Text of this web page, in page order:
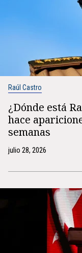
Raúl Castro
¿Dónde está
hace
semanas
julio 28, 2026